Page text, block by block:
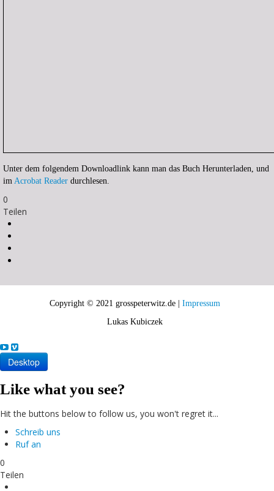
Unter dem folgendem Downloadlink kann man das Buch Herunterladen, und
im Acrobat Reader durchlesen.
0
Teilen
Copyright © 2021 grosspeterwitz.de | Impressum
Lukas Kubiczek
Desktop
Like what you see?
Hit the buttons below to follow us, you won't regret it...
Schreib uns
Ruf an
0
Teilen